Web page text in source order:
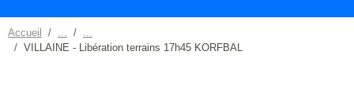
Accueil
VILLAINE - Libération terrains 17h45 KORFBAL